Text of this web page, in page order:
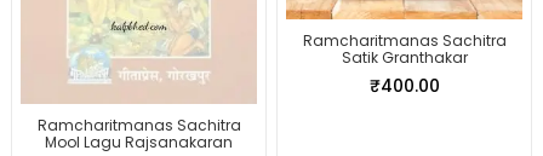
Ramcharitmanas Sachitra
Mool Lagu Rajsanakaran
Ramcharitmanas Sachitra
Satik Granthakar
₹400.00